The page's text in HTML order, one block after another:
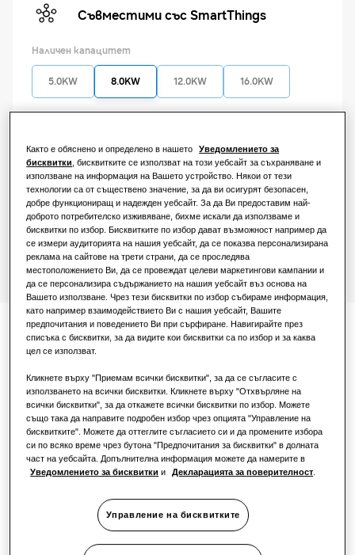
РЕШЕНИЯ ЗА ТЪРГОВСКИ СГРАДИ
Решения за климатизация
Начини за управление
Предимства на термопомпата
Какво е климатик и как работи?
За хотели
За търговски обекти
За ресторанти
За офиси
Устойчиво развитие
One Samsung
SmartThings Pro
Съвместими със SmartThings
Наличен капацитет
5.0KW 8.0KW 12.0KW 16.0KW
Монофазен Трифазен
Свържете се с нас
Удобно и интуитивно
управление
ClimateHub Mono, Split и TDM Plus предлагат
гама от лесни за употреба контролни опции,
които правят живота много по-опростен.
Сензорният контролер е оборудван с опции
на множество езици и ярък цветен дисплей –
това дава възможност за регулиране на
настройките за температурата, следене на
Както е обяснено и определено в нашето
Уведомлението за
бисквитки, бисквитките се използват на този уебсайт за съхраняване и
използване на информация на Вашето устройство. Някои от тези
технологии са от съществено значение, за да ви осигурят безопасен,
добре функциониращ и надежден уебсайт. За да Ви предоставим най-
доброто потребителско изживяване, бихме искали да използваме и
бисквитки по избор. Бисквитките по избор дават възможност например да
се измери аудиторията на нашия уебсайт, да се показва персонализирана
реклама на сайтове на трети страни, да се проследява
местоположението Ви, да се провеждат целеви маркетингови кампании и
да се персонализира съдържанието на нашия уебсайт въз основа на
Вашето използване. Чрез тези бисквитки по избор събираме информация,
като например взаимодействието Ви с нашия уебсайт, Вашите
предпочитания и поведението Ви при сърфиране. Навигирайте през
списъка с бисквитки, за да видите кои бисквитки са по избор и за каква
цел се използват.
Кликнете върху "Приемам всички бисквитки", за да се съгласите с
използването на всички бисквитки. Кликнете върху "Отхвърляне на
всички бисквитки", за да откажете всички бисквитки по избор. Можете
също така да направите подробен избор чрез опцията "Управление на
бисквитките". Можете да оттеглите съгласието си и да промените избора
си по всяко време чрез бутона "Предпочитания за бисквитки" в долната
част на уебсайта. Допълнителна информация можете да намерите в
Уведомлението за бисквитки и Декларацията за поверителност.
Управление на бисквитките